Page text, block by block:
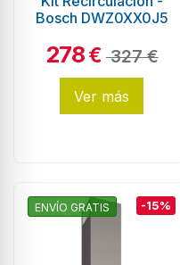
Bosch DWZ0XX0J5
278€ 327 €
Ver más
ENVÍO GRATIS -15%